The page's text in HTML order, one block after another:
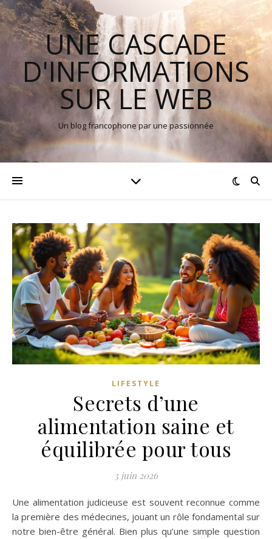
UNE CASCADE
D'INFORMATIONS
SUR LE WEB
Un blog francophone par une passionnée
LIFESTYLE
Secrets d’une
alimentation saine et
équilibrée pour tous
3 juin 2026
Une alimentation judicieuse est souvent reconnue comme
la première des médecines, jouant un rôle fondamental sur
notre bien-être général. Bien plus qu’une simple question